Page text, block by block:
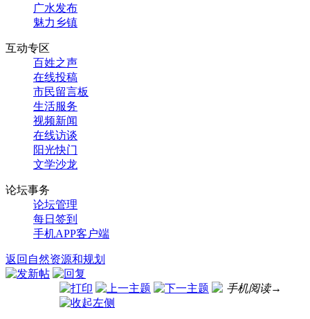
广水发布
魅力乡镇
互动专区
百姓之声
在线投稿
市民留言板
生活服务
视频新闻
在线访谈
阳光快门
文学沙龙
论坛事务
论坛管理
每日签到
手机APP客户端
返回自然资源和规划
手机阅读→